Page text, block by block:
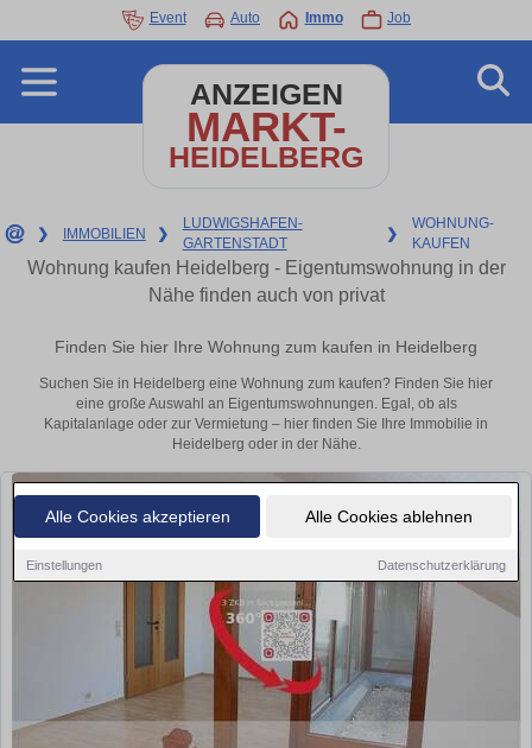
Alle Cookies akzeptieren Alle Cookies ablehnen
Einstellungen Datenschutzerklärung
Event Auto Immo Job
ANZEIGEN
MARKT-
HEIDELBERG
❯ IMMOBILIEN ❯
LUDWIGSHAFEN-
GARTENSTADT
❯
WOHNUNG-
KAUFEN
Wohnung kaufen Heidelberg - Eigentumswohnung in der
Nähe finden auch von privat
Finden Sie hier Ihre Wohnung zum kaufen in Heidelberg
Suchen Sie in Heidelberg eine Wohnung zum kaufen? Finden Sie hier
eine große Auswahl an Eigentumswohnungen. Egal, ob als
Kapitalanlage oder zur Vermietung – hier finden Sie Ihre Immobilie in
Heidelberg oder in der Nähe.